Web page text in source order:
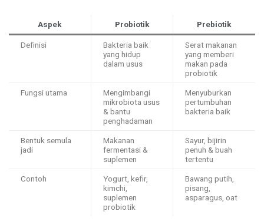
Aspek Probiotik Prebiotik
Definisi
Bakteria baik
yang hidup
dalam usus
Serat makanan
yang memberi
makan pada
probiotik
Fungsi utama
Mengimbangi
mikrobiota usus
& bantu
penghadaman
Menyuburkan
pertumbuhan
bakteria baik
Bentuk semula
jadi
Makanan
fermentasi &
suplemen
Sayur, bijirin
penuh & buah
tertentu
Contoh
Yogurt, kefir,
kimchi,
suplemen
probiotik
Bawang putih,
pisang,
asparagus, oat